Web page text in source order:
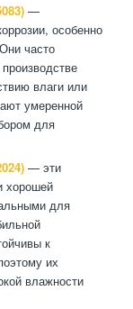
—
особенно
часто
влаги или
умеренной
для
— эти
хорошей
для
к
их
влажности